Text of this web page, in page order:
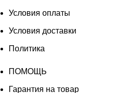
Условия оплаты
Условия доставки
Политика
ПОМОЩЬ
Гарантия на товар